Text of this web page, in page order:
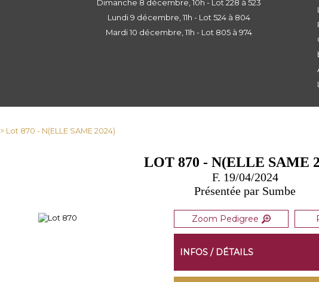
Dimanche 8 décembre, 10h - Lot 228 à 523
Lundi 9 décembre, 11h - Lot 524 à 804
Mardi 10 décembre, 11h - Lot 805 à 974
> Lot 870 - N(ELLE SAME 2024)
LOT 870 - N(ELLE SAME
F. 19/04/2024
Présentée par Sumbe
Zoom Pedigree
INFOS / DÉTAILS